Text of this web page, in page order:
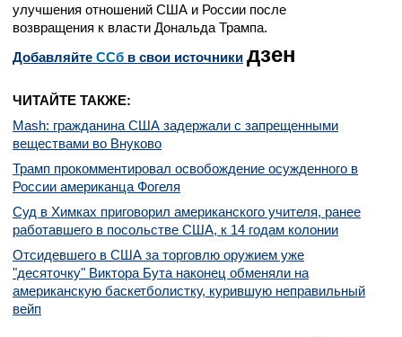
улучшения отношений США и России после
возвращения к власти Дональда Трампа.
Добавляйте CСб в свои источники дзен
ЧИТАЙТЕ ТАКЖЕ:
Mash: гражданина США задержали с запрещенными
веществами во Внуково
Трамп прокомментировал освобождение осужденного в
России американца Фогеля
Суд в Химках приговорил американского учителя, ранее
работавшего в посольстве США, к 14 годам колонии
Отсидевшего в США за торговлю оружием уже
"десяточку" Виктора Бута наконец обменяли на
американскую баскетболистку, курившую неправильный
вейп